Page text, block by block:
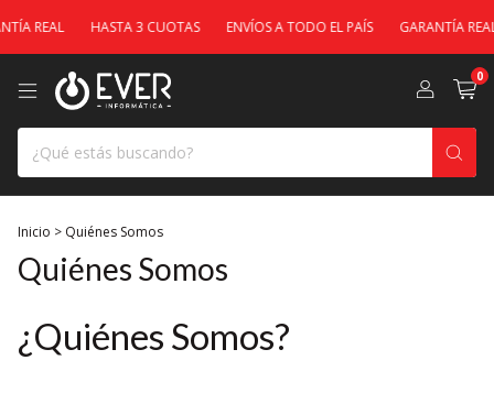
REAL HASTA 3 CUOTAS ENVÍOS A TODO EL PAÍS GARANTÍA REAL
0
Inicio > Quiénes Somos
Quiénes Somos
¿Quiénes Somos?